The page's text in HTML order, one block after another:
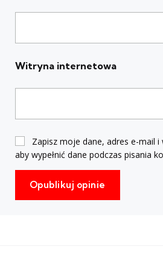
Witryna internetowa
Zapisz moje dane, adres e-mail
aby wypełnić dane podczas pisania